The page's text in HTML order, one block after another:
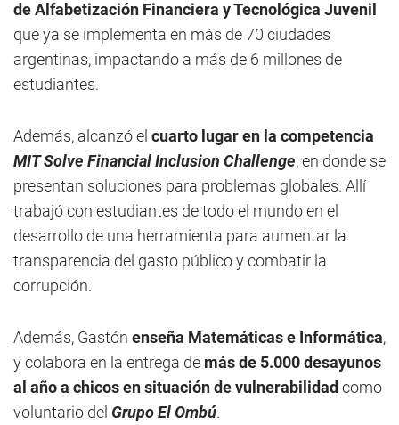
de Alfabetización Financiera y Tecnológica Juvenil
que ya se implementa en más de 70 ciudades
argentinas, impactando a más de 6 millones de
estudiantes.
Además, alcanzó el cuarto lugar en la competencia
MIT Solve Financial Inclusion Challenge, en donde se
presentan soluciones para problemas globales. Allí
trabajó con estudiantes de todo el mundo en el
desarrollo de una herramienta para aumentar la
transparencia del gasto público y combatir la
corrupción.
Además, Gastón enseña Matemáticas e Informática,
y colabora en la entrega de más de 5.000 desayunos
al año a chicos en situación de vulnerabilidad como
voluntario del Grupo El Ombú.